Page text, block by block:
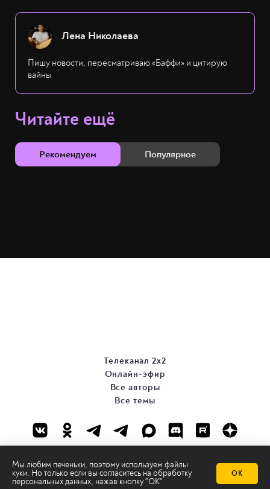
Лена Николаева
Пишу новости, пересматриваю «Баффи» и цитирую
вайны
Читайте ещё
Рекомендуем Популярное
Мы любим печеньки, поэтому используем файлы
куки. Но только если вы согласитесь на обработку
персональных данных, нажав кнопку "ОК"
ОК
Телеканал 2х2
Онлайн-эфир
Все авторы
Все темы